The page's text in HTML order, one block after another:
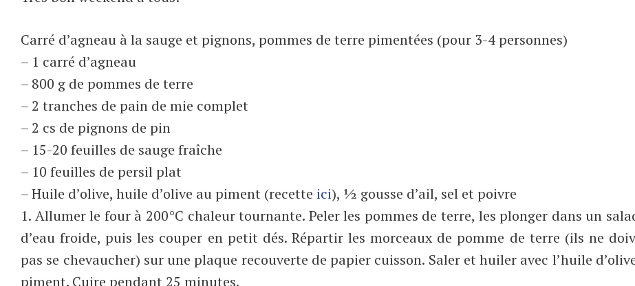
Carré d’agneau à la sauge et pignons, pommes de terre pimentées (pour 3-4 personnes)
– 1 carré d’agneau
– 800 g de pommes de terre
– 2 tranches de pain de mie complet
– 2 cs de pignons de pin
– 15-20 feuilles de sauge fraîche
– 10 feuilles de persil plat
– Huile d’olive, huile d’olive au piment (recette ici), ½ gousse d’ail, sel et poivre
1. Allumer le four à 200°C chaleur tournante. Peler les pommes de terre, les plonger dans un
d’eau froide, puis les couper en petit dés. Répartir les morceaux de pomme de terre (ils ne
pas se chevaucher) sur une plaque recouverte de papier cuisson. Saler et huiler avec l’huile
piment. Cuire pendant 25 minutes.